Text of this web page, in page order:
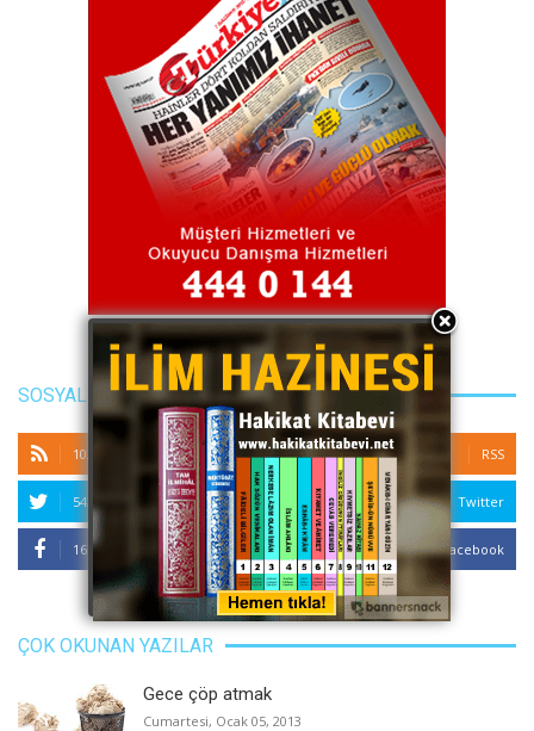
SOSYAL MEDYA
10286 Subscribers RSS
5432 Followers Twitter
1664 Fans Facebook
ÇOK OKUNAN YAZILAR
Gece çöp atmak
Cumartesi, Ocak 05, 2013